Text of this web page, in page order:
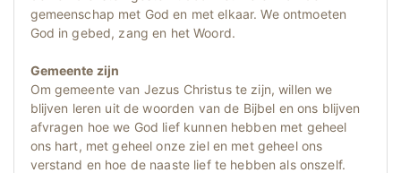
gemeenschap met God en met elkaar. We ontmoeten
God in gebed, zang en het Woord.
Gemeente zijn
Om gemeente van Jezus Christus te zijn, willen we
blijven leren uit de woorden van de Bijbel en ons blijven
afvragen hoe we God lief kunnen hebben met geheel
ons hart, met geheel onze ziel en met geheel ons
verstand en hoe de naaste lief te hebben als onszelf.